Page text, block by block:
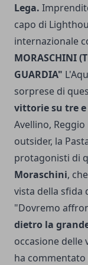
Lega.
capo di
internazionale
MORASCHINI
GUARDIA"
sorprese di
vittorie su tre e
Avellino, Reggio
outsider, la
protagonisti di
Moraschini,
vista della sfida
"Dovremo
dietro la
occasione delle
ha commentato